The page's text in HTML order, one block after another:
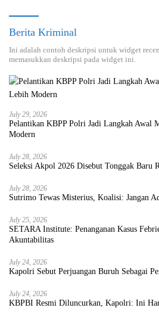
Berita Kriminal
Ini adalah contoh deskripsi untuk widget
memasukkan deskripsi pada widget ini.
July 29, 2026
Pelantikan KBPP Polri Jadi Langkah Awal
Modern
July 28, 2026
Seleksi Akpol 2026 Disebut Tonggak Baru
July 28, 2026
Sutrimo Tewas Misterius, Koalisi: Jangan
July 25, 2026
SETARA Institute: Penanganan Kasus
Akuntabilitas
July 24, 2026
Kapolri Sebut Perjuangan Buruh Sebagai
July 24, 2026
KBPBI Resmi Diluncurkan, Kapolri: Ini